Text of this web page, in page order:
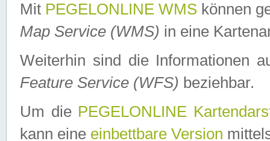
Mit PEGELONLINE WMS können
Map Service (WMS) in eine
Weiterhin sind die Informationen
Feature Service (WFS) beziehbar.
Um die PEGELONLINE
kann eine einbettbare Version